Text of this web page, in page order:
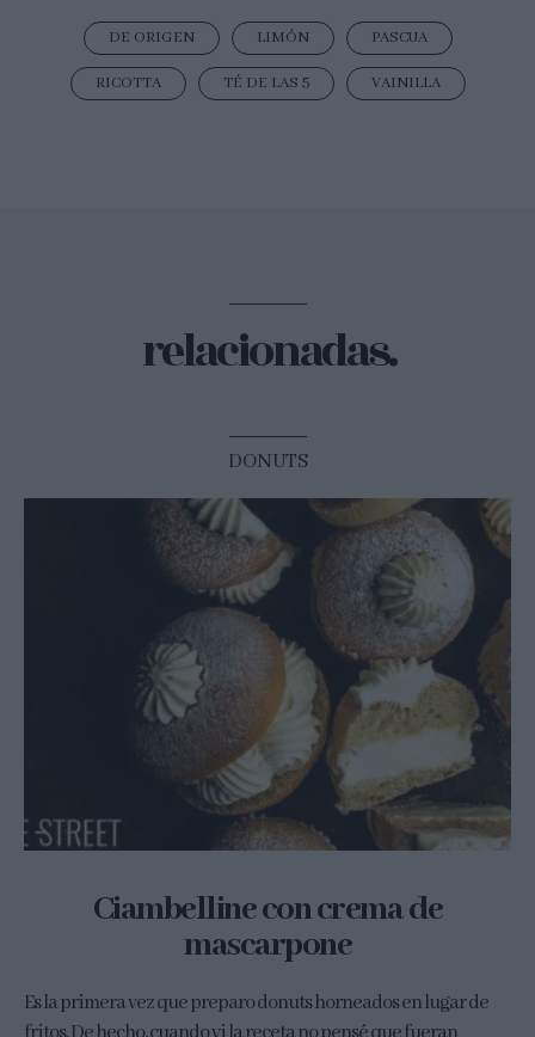
DE ORIGEN LIMÓN PASCUA
RICOTTA TÉ DE LAS 5 VAINILLA
relacionadas.
DONUTS
Ciambelline con crema de
mascarpone
Es la primera vez que preparo donuts horneados en lugar de